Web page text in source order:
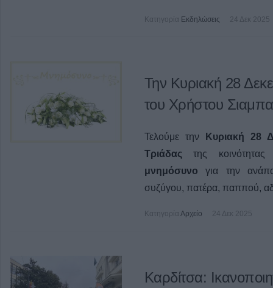
Κατηγορία Εκδηλώσεις 24 Δεκ 2025
Την Κυριακή 28
του Χρήστου
Τελούμε την Κυριακή 28
Τριάδαςτης κοινότητας
μνημόσυνο για την
συζύγου, πατέρα, παππού,
Κατηγορία Αρχείο 24 Δεκ 2025
Καρδίτσα: